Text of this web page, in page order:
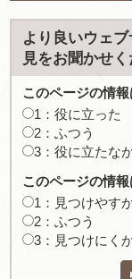
より良いウェ
見をお聞かせ
このページの情
1：役に立った
2：ふつう
3：役に立たな
このページの情
1：見つけやす
2：ふつう
3：見つけにく